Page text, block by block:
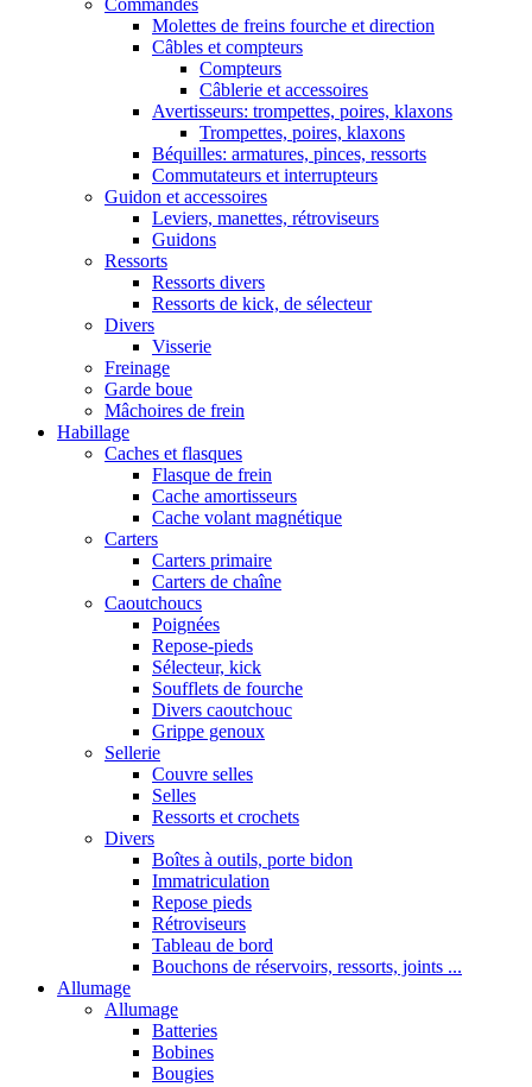
Commandes
Molettes de freins fourche et direction
Câbles et compteurs
Compteurs
Câblerie et accessoires
Avertisseurs: trompettes, poires, klaxons
Trompettes, poires, klaxons
Béquilles: armatures, pinces, ressorts
Commutateurs et interrupteurs
Guidon et accessoires
Leviers, manettes, rétroviseurs
Guidons
Ressorts
Ressorts divers
Ressorts de kick, de sélecteur
Divers
Visserie
Freinage
Garde boue
Mâchoires de frein
Habillage
Caches et flasques
Flasque de frein
Cache amortisseurs
Cache volant magnétique
Carters
Carters primaire
Carters de chaîne
Caoutchoucs
Poignées
Repose-pieds
Sélecteur, kick
Soufflets de fourche
Divers caoutchouc
Grippe genoux
Sellerie
Couvre selles
Selles
Ressorts et crochets
Divers
Boîtes à outils, porte bidon
Immatriculation
Repose pieds
Rétroviseurs
Tableau de bord
Bouchons de réservoirs, ressorts, joints ...
Allumage
Allumage
Batteries
Bobines
Bougies